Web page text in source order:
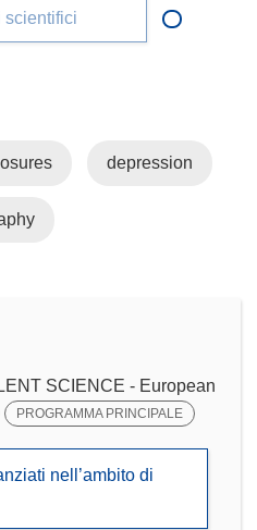
scientifici
depression
SCIENCE - European
PROGRAMMA PRINCIPALE
nell’ambito di